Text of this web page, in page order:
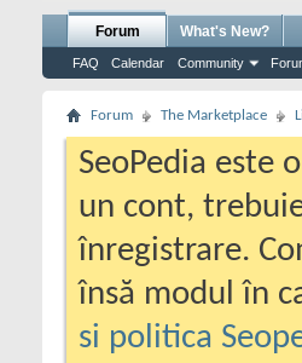
Forum
FAQ Calendar Community
What's New?
Forum The Marketplace
SeoPedia este
un cont,
înregistrare.
însă modul în
si politica